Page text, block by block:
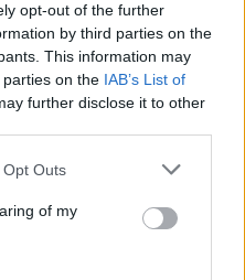
opt-out of the further
by third parties on the
This information may
on the IAB’s List of
further disclose it to other
Outs
of my